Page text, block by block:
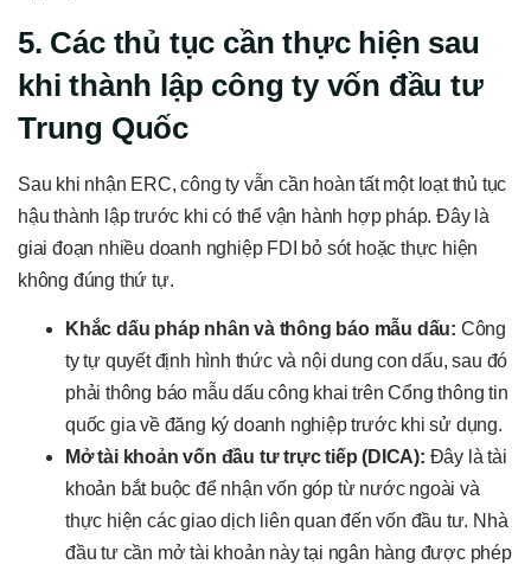
5. Các thủ tục cần thực hiện sau
khi thành lập công ty vốn đầu tư
Trung Quốc
Sau khi nhận ERC, công ty vẫn cần hoàn tất một loạt thủ tục
hậu thành lập trước khi có thể vận hành hợp pháp. Đây là
giai đoạn nhiều doanh nghiệp FDI bỏ sót hoặc thực hiện
không đúng thứ tự.
Khắc dấu pháp nhân và thông báo mẫu dấu: Công
ty tự quyết định hình thức và nội dung con dấu, sau đó
phải thông báo mẫu dấu công khai trên Cổng thông tin
quốc gia về đăng ký doanh nghiệp trước khi sử dụng.
Mở tài khoản vốn đầu tư trực tiếp (DICA): Đây là tài
khoản bắt buộc để nhận vốn góp từ nước ngoài và
thực hiện các giao dịch liên quan đến vốn đầu tư. Nhà
đầu tư cần mở tài khoản này tại ngân hàng được phép